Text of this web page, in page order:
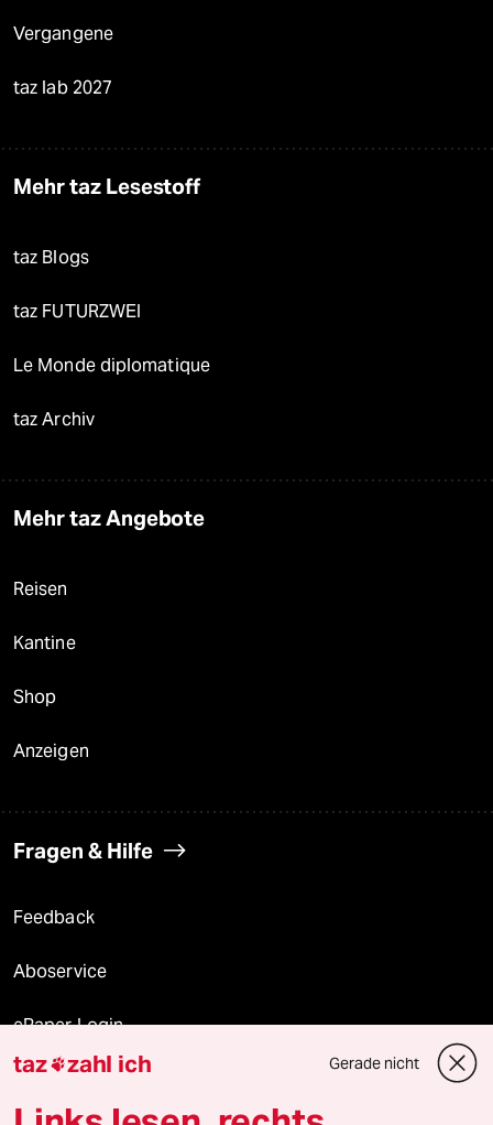
Vergangene
taz lab 2027
Mehr taz Lesestoff
taz Blogs
taz FUTURZWEI
Le Monde diplomatique
taz Archiv
Mehr taz Angebote
Reisen
Kantine
Shop
Anzeigen
Fragen & Hilfe
Feedback
Aboservice
ePaper Login
Downloads für Abonnierende
taz zahl ich Gerade nicht